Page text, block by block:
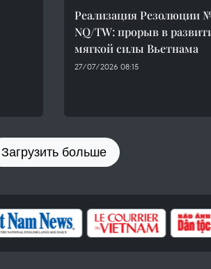
Реализация Резолюции
NQ/TW: прорыв в
мягкой силы Вьетнама
27/07/2026 08:15
Загрузить больше